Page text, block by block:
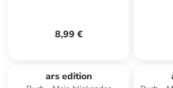
8,99 €
ars edition